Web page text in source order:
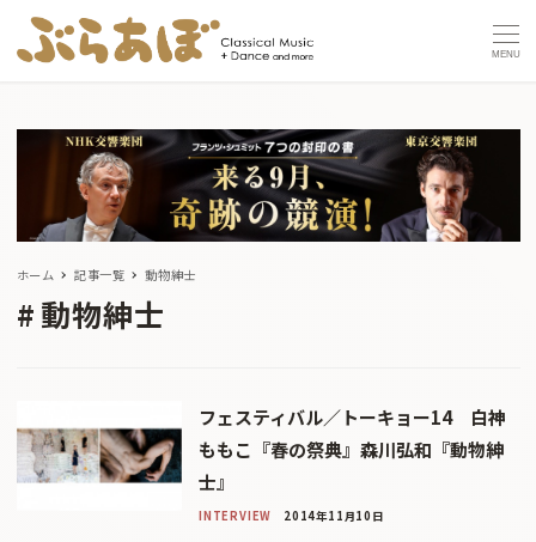
MENU
ホーム 記事一覧 動物紳士
動物紳士
フェスティバル／トーキョー14 白神
ももこ『春の祭典』森川弘和『動物紳
士』
INTERVIEW 2014年11月10日